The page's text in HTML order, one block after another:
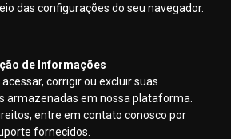
das configurações do seu navegador.
de Informações
corrigir ou excluir suas
armazenadas em nossa plataforma.
entre em contato conosco por
fornecidos.